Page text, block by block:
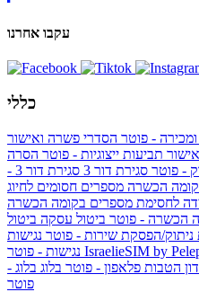
עקבו אחרנו
כללי
- פוטר הסדרי פשרה ואישור
תביעות ייצוגיות - פוטר הסרה
- פוטר סגירת דור 3
סגירת דור 3 -
הכשרה מספרים חסומים לחיוג
לחסימת מספרים בקומה הכשרה
הכשרה - פוטר ביטול עסקה ביטול
ניתוק/הפסקת שירות - פוטר נגישות
IsraelieSIM by
הטבות פלאפון - פוטר בלוג בלוג -
פוטר